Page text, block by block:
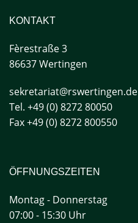
KONTAKT
Fèrestraße3
86637 Wertingen
sekretariat@rswertingen.de
Tel. +49 (0) 8272 80050
Fax +49 (0) 8272 800550
ÖFFNUNGSZEITEN
Montag - Donnerstag
07:00 - 15:30 Uhr